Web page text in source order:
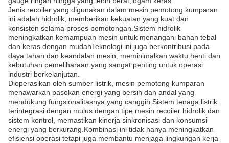
Jenis recoiler yang digunakan dalam mesin pemotong kumparan
ini adalah hidrolik, memberikan kekuatan yang kuat dan
konsisten selama proses pemotongan.Sistem hidrolik
meningkatkan kemampuan mesin untuk menangani bahan tebal
dan keras dengan mudahTeknologi ini juga berkontribusi pada
daya tahan dan keandalan mesin, meminimalkan waktu henti dan
kebutuhan pemeliharaan.yang sangat penting untuk operasi
industri berkelanjutan.
Dioperasikan oleh sumber listrik, mesin pemotong kumparan
menawarkan pasokan energi yang bersih dan andal yang
mendukung fungsionalitasnya yang canggih.Sistem tenaga listrik
terintegrasi dengan mulus dengan tipe mesin recoiler hidrolik dan
sistem kontrol, memastikan kinerja sinkronisasi dan konsumsi
energi yang berkurang.Kombinasi ini tidak hanya meningkatkan
efisiensi operasi tetapi juga membantu menjaga lingkungan kerja